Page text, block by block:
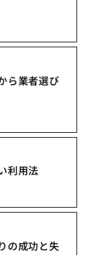
ら業者選び
利用法
の成功と失